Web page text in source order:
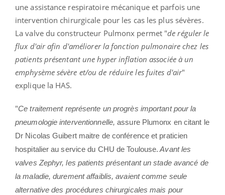
une assistance respiratoire mécanique et parfois une
intervention chirurgicale pour les cas les plus sévères.
La valve du constructeur Pulmonx permet "de réguler le
flux d'air afin d'améliorer la fonction pulmonaire chez les
patients présentant une hyper inflation associée à un
emphysème sévère et/ou de réduire les fuites d'air"
explique la HAS.
"Ce traitement représente un progrès important pour la
pneumologie interventionnelle,assure Plumonx en citant le
Dr Nicolas Guibert maitre de conférence et praticien
hospitalier au service du CHU de Toulouse.Avant les
valves Zephyr, les patients présentant un stade avancé de
la maladie, durement affaiblis, avaient comme seule
alternative des procédures chirurgicales mais pour